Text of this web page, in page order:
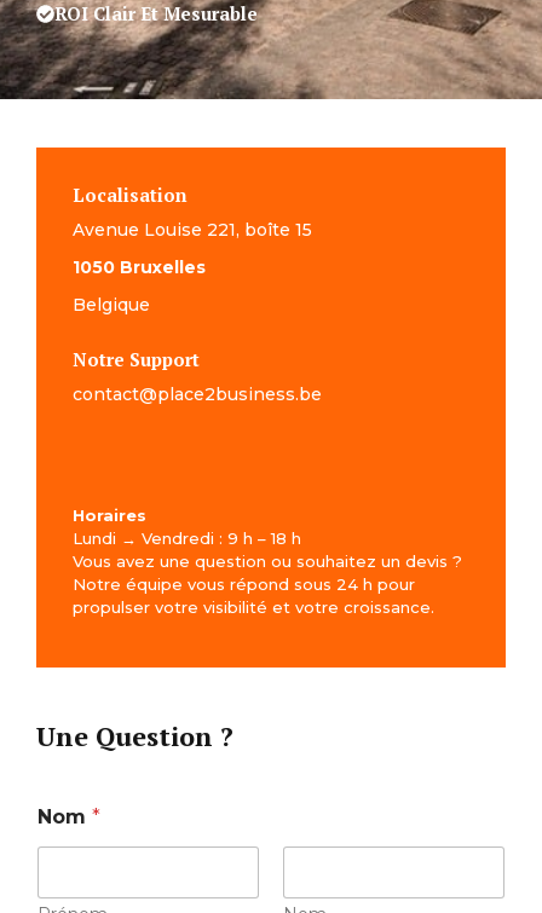
ROI Clair Et Mesurable
Localisation
Avenue Louise 221, boîte 15
1050 Bruxelles
Belgique
Notre Support
contact@place2business.be
Horaires
Lundi → Vendredi : 9 h – 18 h
Vous avez une question ou souhaitez un devis ?
Notre équipe vous répond sous 24 h pour
propulser votre visibilité et votre croissance.
Une Question ?
Nom *